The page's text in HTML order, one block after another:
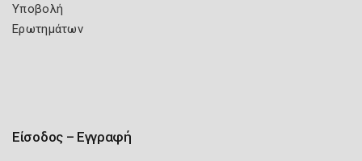
Υποβολή
Ερωτημάτων
Είσοδος – Εγγραφή